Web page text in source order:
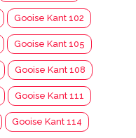
Gooise Kant 102
Gooise Kant 105
Gooise Kant 108
Gooise Kant 111
Gooise Kant 114